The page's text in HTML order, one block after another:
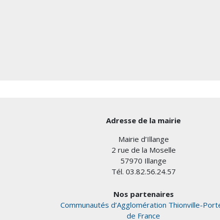
Adresse de la mairie
Mairie d’Illange
2 rue de la Moselle
57970 Illange
Tél. 03.82.56.24.57
Nos partenaires
Communautés d’Agglomération Thionville-
de France